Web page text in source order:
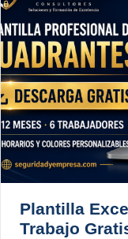
Plantilla
Trabajo